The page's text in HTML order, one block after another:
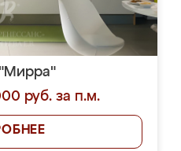
руб. за п.м.